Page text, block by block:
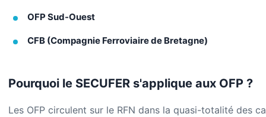
OFP Sud-Ouest
CFB (Compagnie Ferroviaire de Bretagne)
Pourquoi le SECUFER s'applique aux OFP ?
Les OFP circulent sur le RFN dans la quasi-totalité des